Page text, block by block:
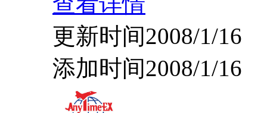
更新时间2008/1/16
添加时间2008/1/16